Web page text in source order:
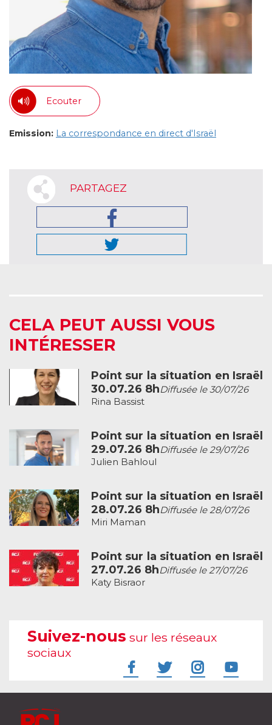
Ecouter
Emission: La correspondance en direct d'Israël
PARTAGEZ
CELA PEUT AUSSI VOUS
INTÉRESSER
Point sur la situation en Israël
30.07.26 8hDiffusée le 30/07/26
Rina Bassist
Point sur la situation en Israël
29.07.26 8hDiffusée le 29/07/26
Julien Bahloul
Point sur la situation en Israël
28.07.26 8hDiffusée le 28/07/26
Miri Maman
Point sur la situation en Israël
27.07.26 8hDiffusée le 27/07/26
Katy Bisraor
Suivez-nous sur les réseaux
sociaux